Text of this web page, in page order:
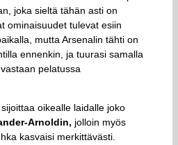
joka sieltä tähän asti on
ominaisuudet tulevat esiin
mutta Arsenalin tähti on
ennenkin, ja tuurasi samalla
pelatussa
oikealle laidalle joko
Arnoldin, jolloin myös
kasvaisi merkittävästi.